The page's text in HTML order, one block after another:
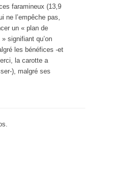
faramineux (13,9
ne l’empêche pas,
un « plan de
signifiant qu’on
les bénéfices -et
la carotte a
), malgré ses